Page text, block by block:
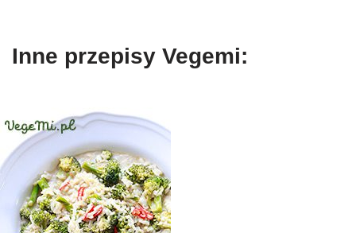
Inne przepisy Vegemi: